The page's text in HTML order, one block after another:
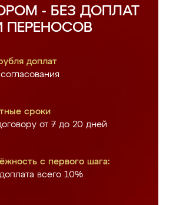
- БЕЗ ДОПЛАТ
ПЕРЕНОСОВ
доплат
сроки
от 7 до 20 дней
с первого шага:
всего 10%